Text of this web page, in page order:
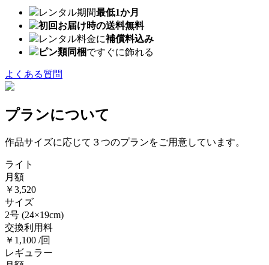
レンタル期間最低1か月
初回お届け時の送料無料
レンタル料金に補償料込み
ピン類同梱ですぐに飾れる
よくある質問
プランについて
作品サイズに応じて３つのプランをご用意しています。
ライト
月額
￥3,520
サイズ
2号 (24×19cm)
交換利用料
￥1,100 /回
レギュラー